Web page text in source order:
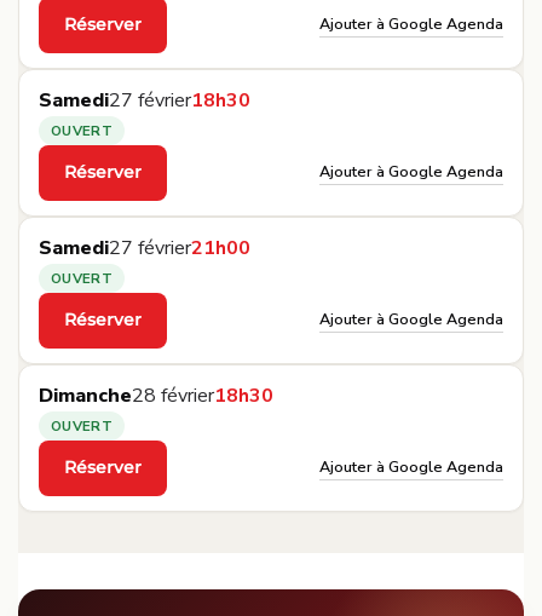
Réserver
·
Ajouter à Google Agenda
Samedi27 février18h30
OUVERT
Réserver
·
Ajouter à Google Agenda
Samedi27 février21h00
OUVERT
Réserver
·
Ajouter à Google Agenda
Dimanche28 février18h30
OUVERT
Réserver
·
Ajouter à Google Agenda